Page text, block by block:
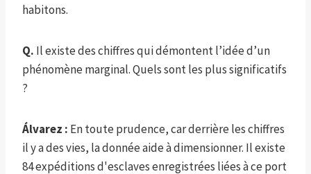
habitons.
Q. Il existe des chiffres qui démontent l’idée d’un
phénomène marginal. Quels sont les plus significatifs
?
Álvarez : En toute prudence, car derrière les chiffres
il y a des vies, la donnée aide à dimensionner. Il existe
84 expéditions d'esclaves enregistrées liées à ce port